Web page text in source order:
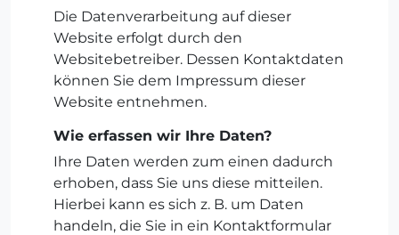
Die Datenverarbeitung auf dieser
Website erfolgt durch den
Websitebetreiber. Dessen Kontaktdaten
können Sie dem Impressum dieser
Website entnehmen.
Wie erfassen wir Ihre Daten?
Ihre Daten werden zum einen dadurch
erhoben, dass Sie uns diese mitteilen.
Hierbei kann es sich z. B. um Daten
handeln, die Sie in ein Kontaktformular